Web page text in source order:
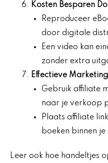
Kosten Besparen
Reproduceer
door digitale
Een video kan
zonder extra
Effectieve
Gebruik affiliate
naar je verkoop
Plaats affiliate
boeken binnen
Leer ook hoe handeltjes